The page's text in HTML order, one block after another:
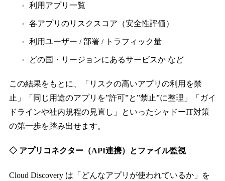
利用アプリ一覧
各アプリのリスクスコア（安全性評価）
利用ユーザー / 部署 / トラフィック量
どの国・リージョンにあるサービスか など
この結果をもとに、「リスクの高いアプリの利用を禁
止」「同じ用途のアプリを”許可”と”禁止”に整理」「ガイ
ドラインや社内規程の見直し」といったシャドーIT対策
の第一歩を踏み出せます。
◇ アプリコネクター（API連携）とファイル監視
Cloud Discovery は「どんなアプリが使われているか」を